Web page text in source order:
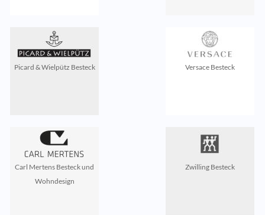
Picard & Wielpütz Besteck Versace Besteck
Carl Mertens Besteck und
Wohndesign
Zwilling Besteck